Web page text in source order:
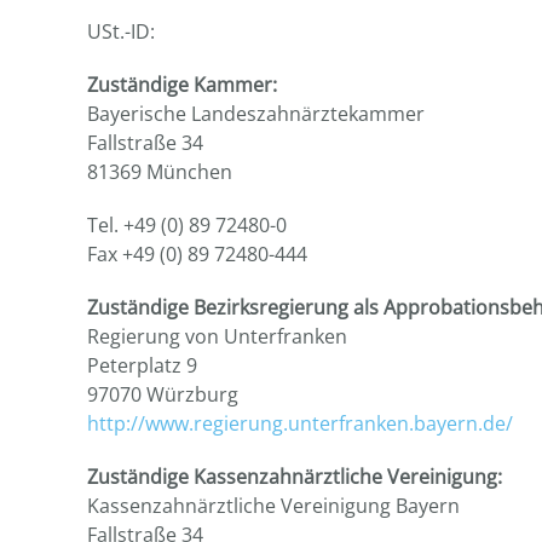
USt.-ID:
Zuständige Kammer:
Bayerische Landeszahnärztekammer
Fallstraße 34
81369 München
Tel. +49 (0) 89 72480-0
Fax +49 (0) 89 72480-444
Zuständige Bezirksregierung als
Regierung von Unterfranken
Peterplatz 9
97070 Würzburg
http://www.regierung.unterfranken.bayern.de/
Zuständige Kassenzahnärztliche Vereinigung:
Kassenzahnärztliche Vereinigung Bayern
Fallstraße 34